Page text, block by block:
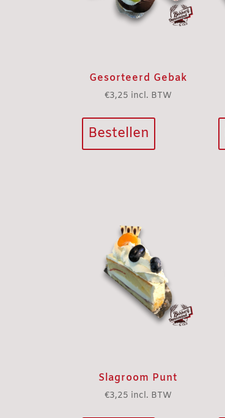
Gesorteerd Gebak
€3,25 incl. BTW
Bestellen
Slagroom Punt
€3,25 incl. BTW